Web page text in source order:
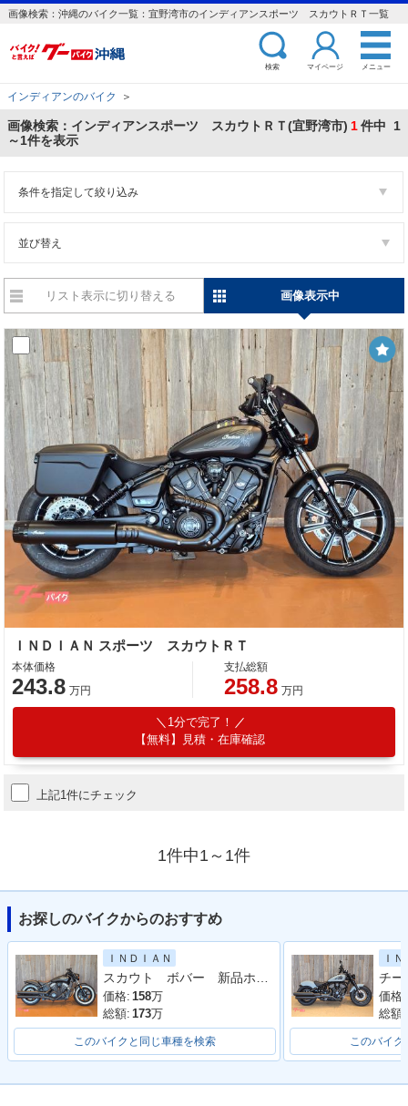
画像検索：沖縄のバイク一覧：宜野湾市のインディアンスポーツ スカウトＲＴ一覧
検索 マイページ メニュー
インディアンのバイク ＞
画像検索：インディアンスポーツ スカウトＲＴ(宜野湾市) 1件中 1
～1件を表示
条件を指定して絞り込み
並び替え
リスト表示に切り替える 画像表示中
ＩＮＤＩＡＮ スポーツ スカウトＲＴ
本体価格
243.8 万円
支払総額
258.8 万円
1分で完了！
【無料】見積・在庫確認
上記1件にチェック
1件中1～1件
お探しのバイクからのおすすめ
ＩＮＤＩＡＮ
価格: 158万
総額: 173万
このバイクと同じ車種を検索
Ｉ
価格:
総額:
このバイク